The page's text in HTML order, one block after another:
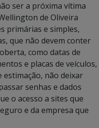
ser a próxima vítima
de Oliveira
primárias e simples,
que não devem conter
como datas de
e placas de veículos,
estimação, não deixar
senhas e dados
o acesso a sites que
e da empresa que